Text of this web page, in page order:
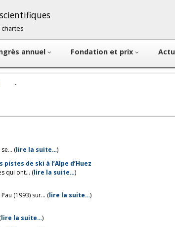
chartes
annuel Fondation et prix
-
(lire la suite…)
de ski à l’Alpe d’Huez
qui ont... (lire la suite…)
(1993) sur... (lire la suite…)
lire la suite…)